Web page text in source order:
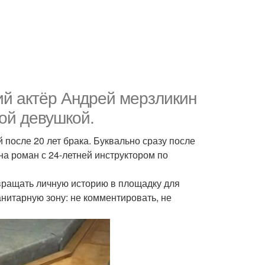
актёр Андрей мерзликин
девушкой.
20 лет брака. Буквально сразу после
роман с 24-летней инструктором по
личную историю в площадку для
зону: не комментировать, не